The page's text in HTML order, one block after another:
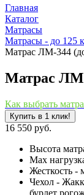
Главная
Каталог
Матрасы
Матрасы - до 125
Матрас ЛМ-344
Матрас
Как выбрать
Купить в 1 клик!
16 550 руб.
Высота
Мах
Жесткость -
Чехол -
бурлет